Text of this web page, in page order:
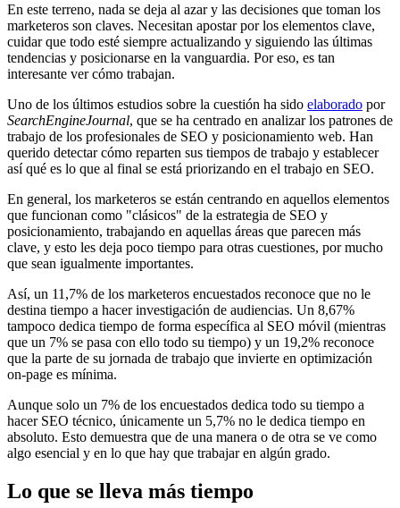
En este terreno, nada se deja al azar y las decisiones que toman los
marketeros son claves. Necesitan apostar por los elementos clave,
cuidar que todo esté siempre actualizando y siguiendo las últimas
tendencias y posicionarse en la vanguardia. Por eso, es tan
interesante ver cómo trabajan.
Uno de los últimos estudios sobre la cuestión ha sido elaborado por
SearchEngineJournal, que se ha centrado en analizar los patrones de
trabajo de los profesionales de SEO y posicionamiento web. Han
querido detectar cómo reparten sus tiempos de trabajo y establecer
así qué es lo que al final se está priorizando en el trabajo en SEO.
En general, los marketeros se están centrando en aquellos elementos
que funcionan como "clásicos" de la estrategia de SEO y
posicionamiento, trabajando en aquellas áreas que parecen más
clave, y esto les deja poco tiempo para otras cuestiones, por mucho
que sean igualmente importantes.
Así, un 11,7% de los marketeros encuestados reconoce que no le
destina tiempo a hacer investigación de audiencias. Un 8,67%
tampoco dedica tiempo de forma específica al SEO móvil (mientras
que un 7% se pasa con ello todo su tiempo) y un 19,2% reconoce
que la parte de su jornada de trabajo que invierte en optimización
on-page es mínima.
Aunque solo un 7% de los encuestados dedica todo su tiempo a
hacer SEO técnico, únicamente un 5,7% no le dedica tiempo en
absoluto. Esto demuestra que de una manera o de otra se ve como
algo esencial y en lo que hay que trabajar en algún grado.
Lo que se lleva más tiempo